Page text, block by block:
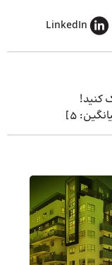
LinkedIn
کنید!
5
]